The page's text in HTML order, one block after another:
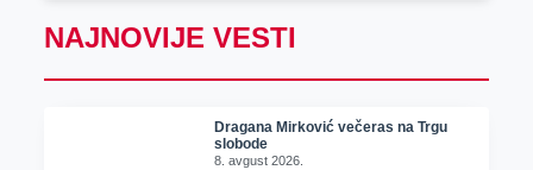
NAJNOVIJE VESTI
Dragana Mirković večeras na Trgu
slobode
8. avgust 2026.